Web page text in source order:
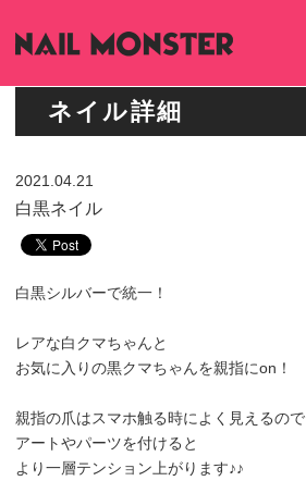
ネイル詳細
2021.04.21
白黒ネイル
白黒シルバーで統一！
レアな白クマちゃんと
お気に入りの黒クマちゃんを親指にon！
親指の爪はスマホ触る時によく見えるので
アートやパーツを付けると
より一層テンション上がります♪♪